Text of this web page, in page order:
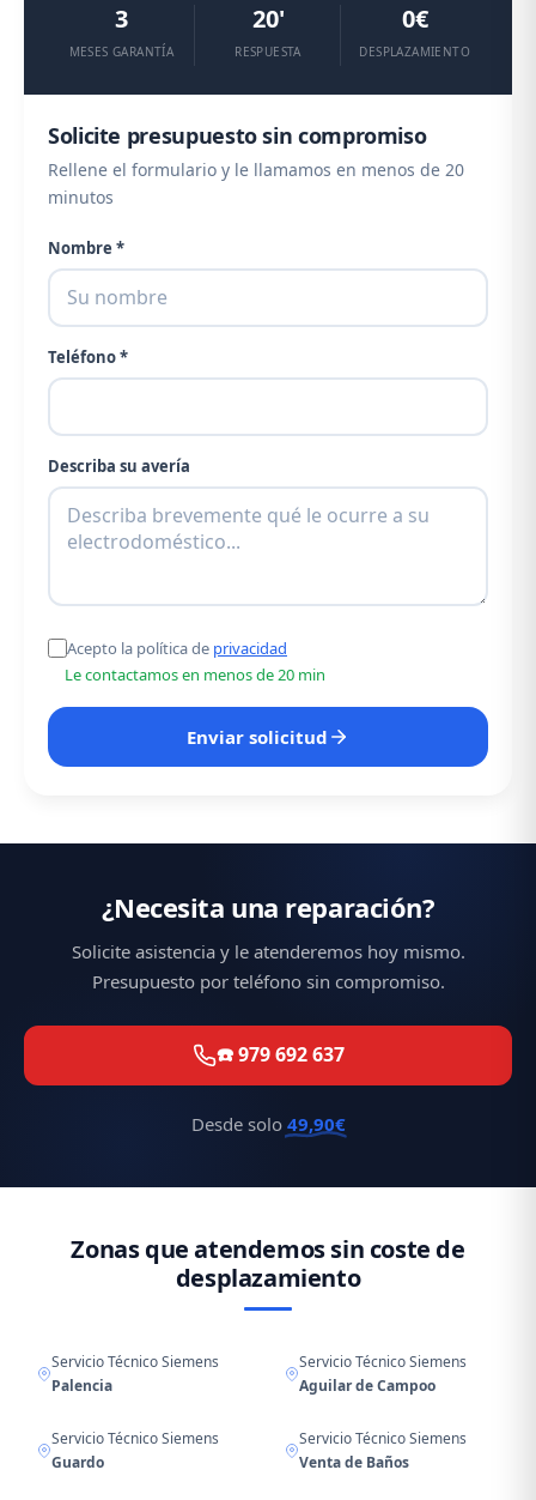
3
MESES GARANTÍA
20'
RESPUESTA
0€
DESPLAZAMIENTO
Solicite presupuesto sin compromiso
Rellene el formulario y le llamamos en menos de 20
minutos
Nombre *
Teléfono *
Describa su avería
Acepto la política de privacidad
Le contactamos en menos de 20 min
Enviar solicitud
¿Necesita una reparación?
Solicite asistencia y le atenderemos hoy mismo.
Presupuesto por teléfono sin compromiso.
☎️ 979 692 637
Desde solo 49,90€
Zonas que atendemos sin coste de
desplazamiento
Servicio Técnico Siemens
Palencia
Servicio Técnico Siemens
Aguilar de Campoo
Servicio Técnico Siemens
Guardo
Servicio Técnico Siemens
Venta de Baños